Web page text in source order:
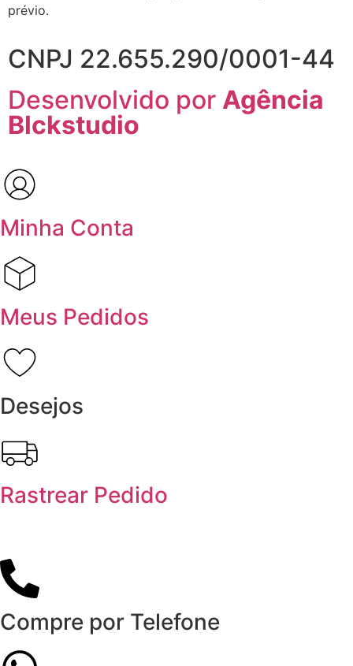
prévio.
CNPJ 22.655.290/0001-44
Desenvolvido por Agência
Blckstudio
Minha Conta
Meus Pedidos
Desejos
Rastrear Pedido
Compre por Telefone